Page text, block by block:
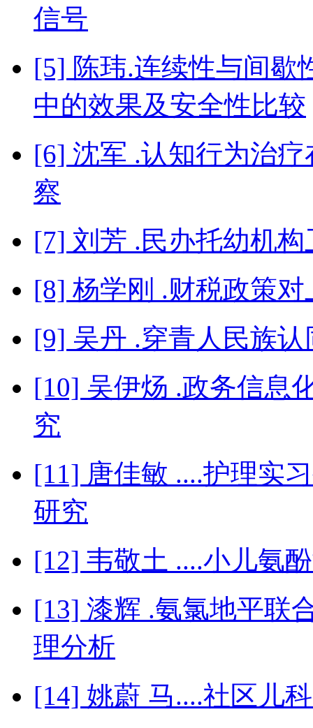
信号
[5] 陈玮.连续性与间歇
中的效果及安全性比较
[6] 沈军 .认知行为治
察
[7] 刘芳 .民办托幼机
[8] 杨学刚 .财税政策
[9] 吴丹 .穿青人民族
[10] 吴伊炀 .政务信息
究
[11] 唐佳敏 ....护理实
研究
[12] 韦敬土 ....小儿氨
[13] 漆辉 .氨氯地平联
理分析
[14] 姚蔚 马....社区儿